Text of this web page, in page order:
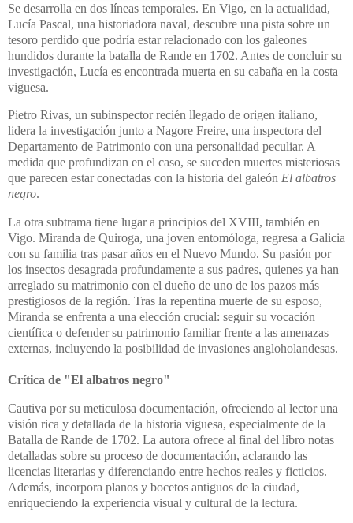
Se desarrolla en dos líneas temporales. En Vigo, en la actualidad,
Lucía Pascal, una historiadora naval, descubre una pista sobre un
tesoro perdido que podría estar relacionado con los galeones
hundidos durante la batalla de Rande en 1702. Antes de concluir su
investigación, Lucía es encontrada muerta en su cabaña en la costa
viguesa.
Pietro Rivas, un subinspector recién llegado de origen italiano,
lidera la investigación junto a Nagore Freire, una inspectora del
Departamento de Patrimonio con una personalidad peculiar. A
medida que profundizan en el caso, se suceden muertes misteriosas
que parecen estar conectadas con la historia del galeón El albatros
negro.
La otra subtrama tiene lugar a principios del XVIII, también en
Vigo. Miranda de Quiroga, una joven entomóloga, regresa a Galicia
con su familia tras pasar años en el Nuevo Mundo. Su pasión por
los insectos desagrada profundamente a sus padres, quienes ya han
arreglado su matrimonio con el dueño de uno de los pazos más
prestigiosos de la región. Tras la repentina muerte de su esposo,
Miranda se enfrenta a una elección crucial: seguir su vocación
científica o defender su patrimonio familiar frente a las amenazas
externas, incluyendo la posibilidad de invasiones angloholandesas.
Crítica de "El albatros negro"
Cautiva por su meticulosa documentación, ofreciendo al lector una
visión rica y detallada de la historia viguesa, especialmente de la
Batalla de Rande de 1702. La autora ofrece al final del libro notas
detalladas sobre su proceso de documentación, aclarando las
licencias literarias y diferenciando entre hechos reales y ficticios.
Además, incorpora planos y bocetos antiguos de la ciudad,
enriqueciendo la experiencia visual y cultural de la lectura.